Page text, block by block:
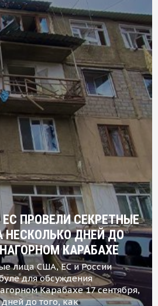
ПРОВЕЛИ СЕКРЕТНЫЕ
НЕСКОЛЬКО ДНЕЙ ДО
КАРАБАХЕ
лица США, ЕС и России
для обсуждения
Карабахе 17 сентября,
до того, как